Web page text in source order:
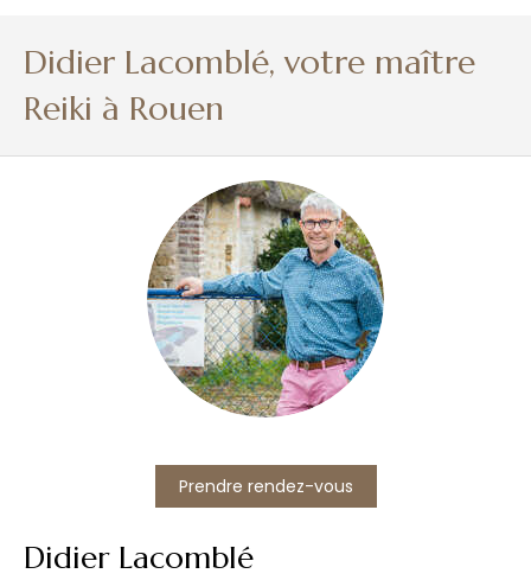
Didier Lacomblé, votre maître
Reiki à Rouen
Prendre rendez-vous
Didier Lacomblé